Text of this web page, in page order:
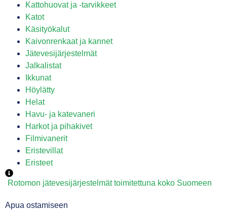
Kattohuovat ja -tarvikkeet
Katot
Käsityökalut
Kaivonrenkaat ja kannet
Jätevesijärjestelmät
Jalkalistat
Ikkunat
Höylätty
Helat
Havu- ja katevaneri
Harkot ja pihakivet
Filmivanerit
Eristevillat
Eristeet
Rotomon jätevesijärjestelmät toimitettuna koko Suomeen
Apua ostamiseen